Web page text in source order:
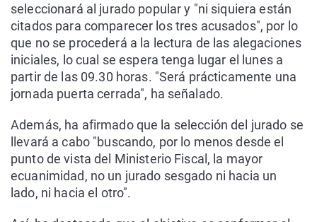
seleccionará al jurado popular y "ni siquiera están
citados para comparecer los tres acusados", por lo
que no se procederá a la lectura de las alegaciones
iniciales, lo cual se espera tenga lugar el lunes a
partir de las 09.30 horas. "Será prácticamente una
jornada puerta cerrada", ha señalado.
Además, ha afirmado que la selección del jurado se
llevará a cabo "buscando, por lo menos desde el
punto de vista del Ministerio Fiscal, la mayor
ecuanimidad, no un jurado sesgado ni hacia un
lado, ni hacia el otro".